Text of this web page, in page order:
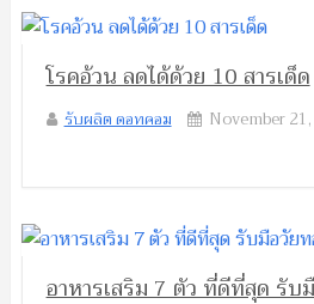
โรคอ้วน ลดได้ด้วย 10 สารเด็ด
รับผลิต ดอทคอม November
อาหารเสริม 7 ตัว ที่ดีที่สุด รับ